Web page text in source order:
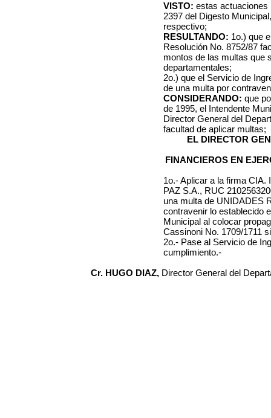
VISTO: estas actuaciones
2397 del Digesto
respectivo;
RESULTANDO: 1o.) que
Resolución No. 8752/87
montos de las multas que
departamentales;
2o.) que el Servicio de
de una multa por
CONSIDERANDO: que
de 1995, el Intendente
Director General del
facultad de aplicar multas;
EL DIRECTOR
FINANCIEROS EN
1o.- Aplicar a la firma CIA.
PAZ S.A., RUC
una multa de UNIDADES
contravenir lo establecido
Municipal al colocar
Cassinoni No. 1709/1711
2o.- Pase al Servicio de
cumplimiento.-
Cr. HUGO DIAZ, Director General del